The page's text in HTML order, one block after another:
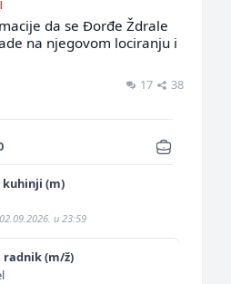
da se Đorđe Ždrale
na njegovom lociranju i
17 38
kuhinji (m)
u 23:59
radnik (m/ž)